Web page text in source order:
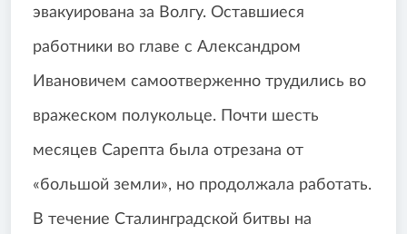
эвакуирована за Волгу. Оставшиеся
работники во главе с Александром
Ивановичем самоотверженно трудились во
вражеском полукольце. Почти шесть
месяцев Сарепта была отрезана от
«большой земли», но продолжала работать.
В течение Сталинградской битвы на